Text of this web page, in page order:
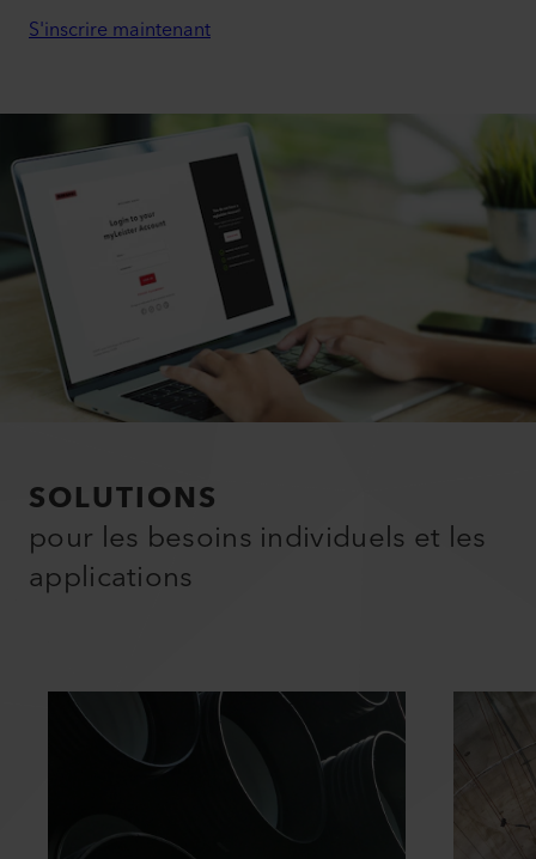
S'inscrire maintenant
SOLUTIONS
pour les besoins individuels et les
applications